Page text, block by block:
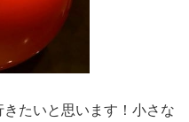
たいと思います！小さな